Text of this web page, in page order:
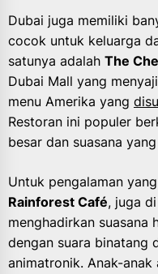
Dubai juga memiliki
cocok untuk keluarga
satunya adalah The
Dubai Mall yang
menu Amerika yang
Restoran ini populer
besar dan suasana
Untuk pengalaman
Rainforest Café, juga
menghadirkan suasana
dengan suara binatang
animatronik. Anak-anak